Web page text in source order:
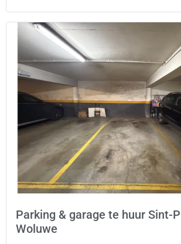
Parking & garage te huur Sint-
Woluwe